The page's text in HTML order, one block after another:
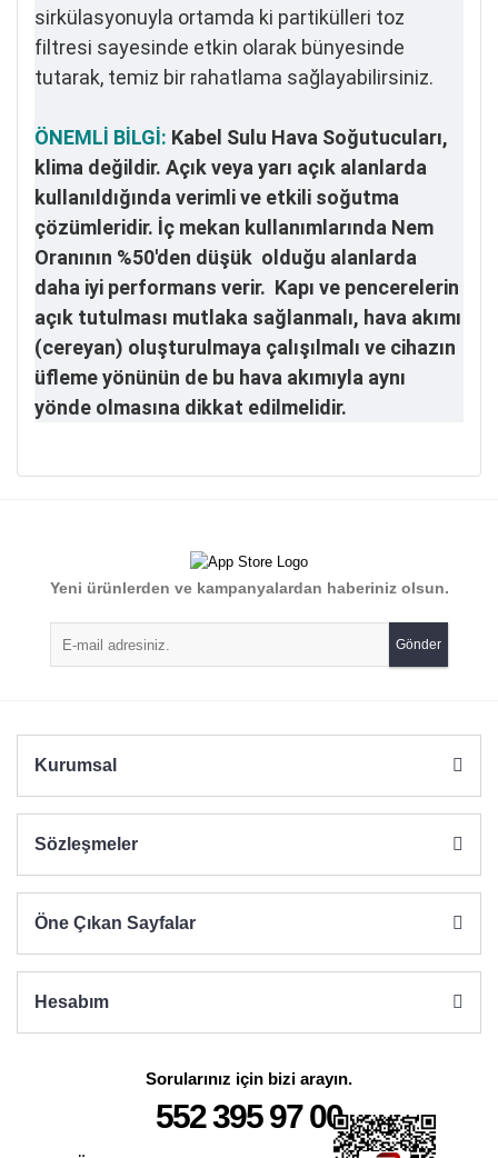
sirkülasyonuyla ortamda ki partikülleri toz
filtresi sayesinde etkin olarak bünyesinde
tutarak, temiz bir rahatlama sağlayabilirsiniz.
ÖNEMLİ BİLGİ: Kabel Sulu Hava Soğutucuları,
klima değildir. Açık veya yarı açık alanlarda
kullanıldığında verimli ve etkili soğutma
çözümleridir. İç mekan kullanımlarında Nem
Oranının %50'den düşük olduğu alanlarda
daha iyi performans verir. Kapı ve pencerelerin
açık tutulması mutlaka sağlanmalı, hava akımı
(cereyan) oluşturulmaya çalışılmalı ve cihazın
üfleme yönünün de bu hava akımıyla aynı
yönde olmasına dikkat edilmelidir.
Yorum Yaz
Ürün resmi kalitesiz, bozuk veya görüntülenemiyor.
Ürün açıklamasında eksik bilgiler bulunuyor.
Ürün bilgilerinde hatalar bulunuyor.
Yeni ürünlerden ve kampanyalardan haberiniz olsun.
Gönder
Kurumsal
Sözleşmeler
Öne Çıkan Sayfalar
Hesabım
Sorularınız için bizi arayın.
552 395 97 00